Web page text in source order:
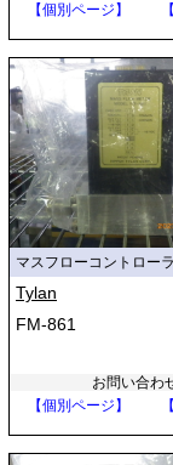
【個別ページ】
マスフローコントロー
Tylan
FM-861
お問い合わ
【個別ページ】